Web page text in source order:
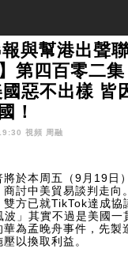
報與幫港出聲
第四百零二
惡不出樣 皆
！
視頻 周融
將於本周五（9月19日
商討中美貿易談判走向
方已就TikTok達成協
波」其實不過是美國一
為孟晚舟事件，先製
以換取利益。